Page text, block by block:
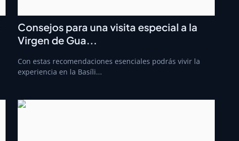
Consejos para una visita especial a la
Virgen de Gua...
Con estas recomendaciones esenciales podrás vivir la
experiencia en la Basíli...